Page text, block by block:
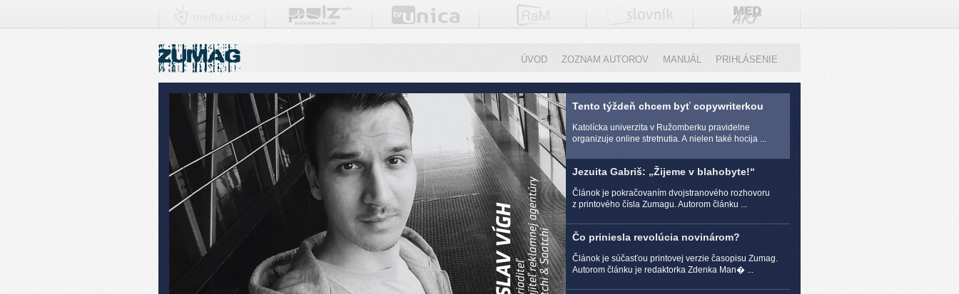
ÚVOD ZOZNAM AUTOROV MANUÁL PRIHLÁSENIE
Tento týždeň chcem byť copywriterkou
Katolícka univerzita v Ružomberku pravidelne
organizuje online stretnutia. A nielen také hocija ...
Jezuita Gabriš: „Žijeme v blahobyte!“
Článok je pokračovaním dvojstranového rozhovoru
z printového čísla Zumagu. Autorom článku ...
Čo priniesla revolúcia novinárom?
Článok je súčasťou printovej verzie časopisu Zumag.
Autorom článku je redaktorka Zdenka Man� ...